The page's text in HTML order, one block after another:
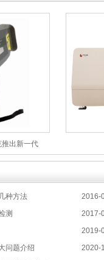
出新一代
式荧光（ED-
2016-
种方法
2017-
测
2019-
2020-
问题介绍